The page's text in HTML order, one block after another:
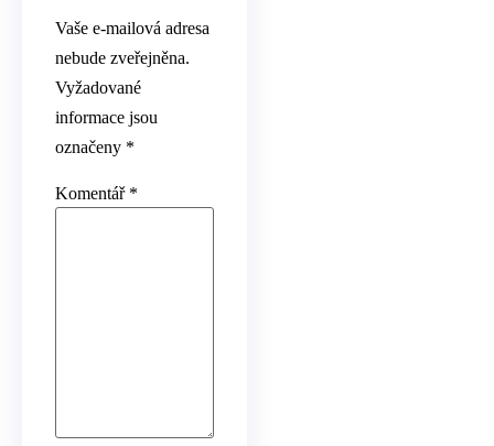
Vaše e-mailová adresa
nebude zveřejněna.
Vyžadované
informace jsou
označeny *
Komentář *